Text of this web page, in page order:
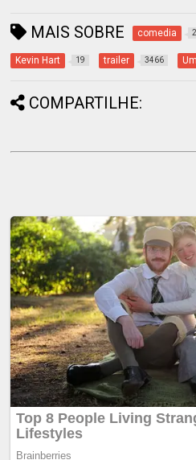
MAIS SOBRE comedia
Kevin Hart 19 trailer 3466
COMPARTILHE: